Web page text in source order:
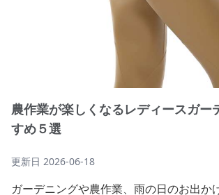
農作業が楽しくなるレディースガー
すめ５選
更新日 2026-06-18
ガーデニングや農作業、雨の日のお出か